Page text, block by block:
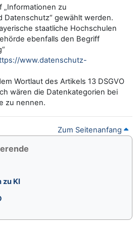
„Informationen zu
Datenschutz“ gewählt werden.
staatliche Hochschulen
ebenfalls den Begriff
www.datenschutz-
Wortlaut des Artikels 13 DSGVO
wären die Datenkategorien bei
zu nennen.
Zum Seitenanfang
überspringen
KI